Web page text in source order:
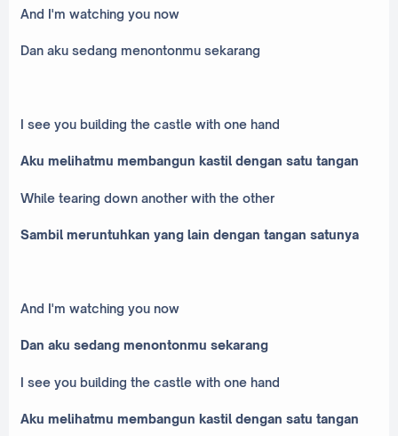
And I'm watching you now
Dan aku sedang menontonmu sekarang
I see you building the castle with one hand
Aku melihatmu membangun kastil dengan satu tangan
While tearing down another with the other
Sambil meruntuhkan yang lain dengan tangan satunya
And I'm watching you now
Dan aku sedang menontonmu sekarang
I see you building the castle with one hand
Aku melihatmu membangun kastil dengan satu tangan